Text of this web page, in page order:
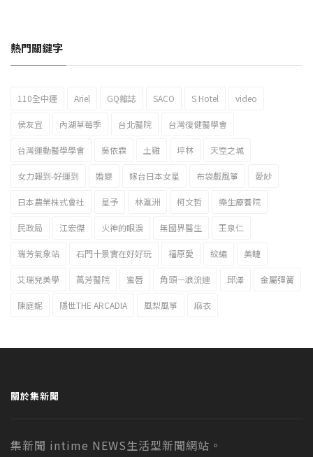
2023新北市北海岸國際風箏節「風在石起」霸氣回歸
熱門關鍵字
110全中運 Ariel GQ雜誌 SACO S Hotel video
侯友宜 內湖草莓季 台北醫院 台灣復健醫學會
台灣運動醫學學會 吳依霖 土雞 坪林 天空之城
女力報到-好運到 婚變 嫁台日本女星 布袋戲風箏 愛紗
日本農業株式會社 星予 林瀛洲 柯文哲 樂生療養院
民政局 江宏傑 火神的眼淚 無國界醫生 王泉仁
瑞芳氣象站 石門十景實在好好玩 福原愛 紋繡 美睫
艾瑞兒美學 萬芳醫院 蜜唇 角頭－浪流連 邱澤 金屬彈簧
陳庭妮 隱世THE ARCADIA 風梨風箏 麻衣
關於集新聞
集新聞 intime NEWS生活型新聞網站。